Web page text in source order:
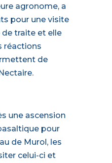
agronome, a
pour une visite
de traite et elle
réactions
de
une ascension
pour
de Murol, les
celui-ci et